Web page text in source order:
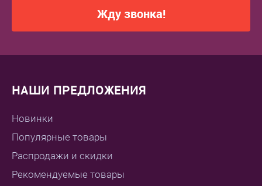
Жду звонка!
НАШИ ПРЕДЛОЖЕНИЯ
Новинки
Популярные товары
Распродажи и скидки
Рекомендуемые товары